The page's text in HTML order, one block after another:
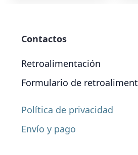
Contactos
Retroalimentación
Formulario de
Política de privacidad
Envío y pago